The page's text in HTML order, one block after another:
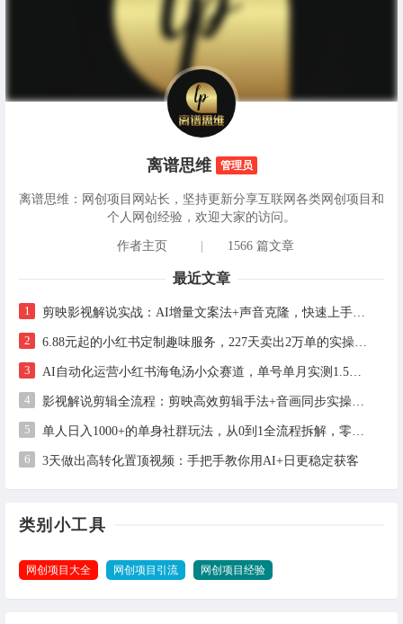
离谱思维 管理员
离谱思维：网创项目网站长，坚持更新分享互联网各类网创项目和
个人网创经验，欢迎大家的访问。
作者主页 1566 篇文章
最近文章
1
2
3
4
5
6 3天做出高转化置顶视频：手把手教你用AI+日更稳定获客
类别小工具
网创项目大全 网创项目引流 网创项目经验